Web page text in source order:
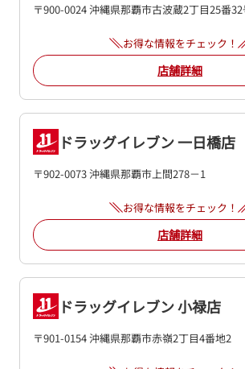
〒900-0024 沖縄県那覇市古波蔵2丁目25番
お得な情報をチェック！
店舗詳細
ドラッグイレブン 一日橋店
〒902-0073 沖縄県那覇市上間278－1
お得な情報をチェック！
店舗詳細
ドラッグイレブン 小禄店
〒901-0154 沖縄県那覇市赤嶺2丁目4番地2